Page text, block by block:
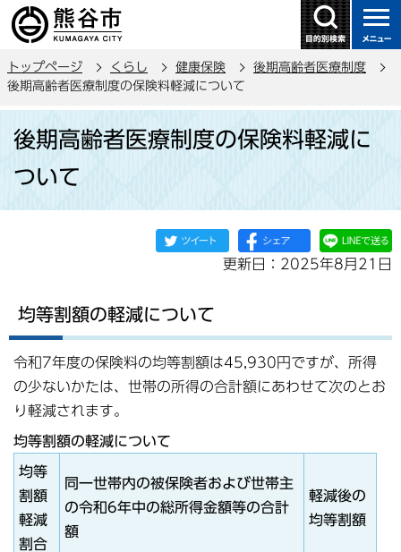
の
ー
す
トップページ くらし 健康保険
後期高齢者医療制度
後期高齢者医療制度の保険料軽減について
か
後期高齢者医療制度の保険料軽減に
ついて
更新日：2025年8月21日
均等割額の軽減について
令和7年度の保険料の均等割額は45,930円ですが、所得
の少ないかたは、世帯の所得の合計額にあわせて次のとお
り軽減されます。
均等割額の軽減について
均等
割額
軽減
割合
同一世帯内の被保険者および世帯主
の令和6年中の総所得金額等の合計
額
軽減後の
均等割額